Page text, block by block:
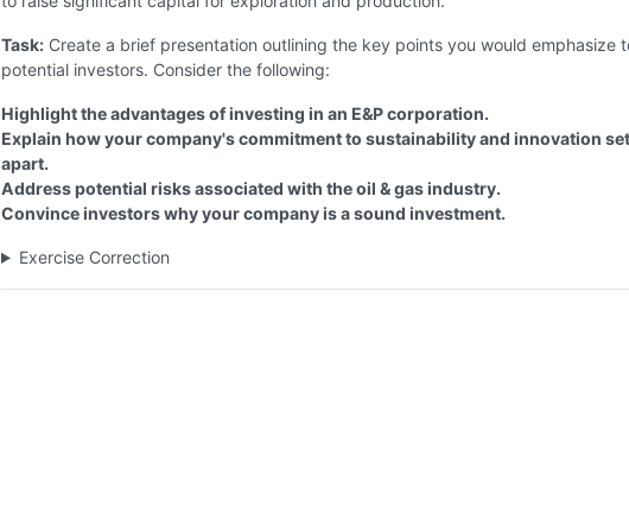
Task: Create a brief presentation outlining the key points you would emphasize
potential investors. Consider the following:
Highlight the advantages of investing in an E&P corporation.
Explain how your company's commitment to sustainability and innovation
apart.
Address potential risks associated with the oil & gas industry.
Convince investors why your company is a sound investment.
Exercise Correction